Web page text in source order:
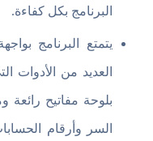
البرنامج بكل كفاءة.
يتمتع البرنامج
العديد من الأدوات
بلوحة مفاتيح
السر وأرقام